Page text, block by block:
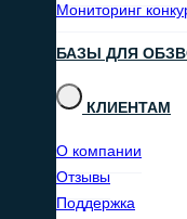
Мониторинг
БАЗЫ ДЛЯ
КЛИЕНТАМ
О компании
Отзывы
Поддержка